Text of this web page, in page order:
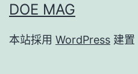
DOE MAG
本站採用 WordPress 建置